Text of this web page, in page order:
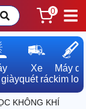
0
Xe
quét rác
Máy dò
kim loại
KHÔNG KHÍ